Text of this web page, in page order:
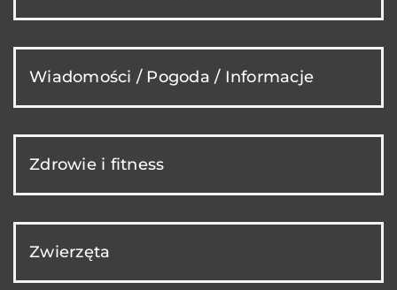
Wiadomości / Pogoda / Informacje
Zdrowie i fitness
Zwierzęta